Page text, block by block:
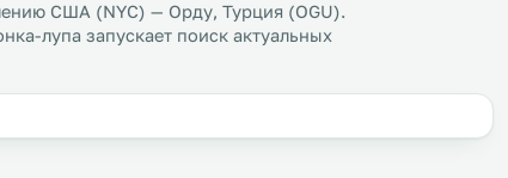
США (NYC) — Орду, Турция (OGU).
лупа запускает поиск актуальных